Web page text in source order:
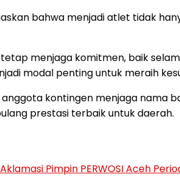
bahwa menjadi atlet tidak
menjaga komitmen, baik
modal penting untuk meraih
kontingen menjaga
prestasi terbaik untuk daerah.